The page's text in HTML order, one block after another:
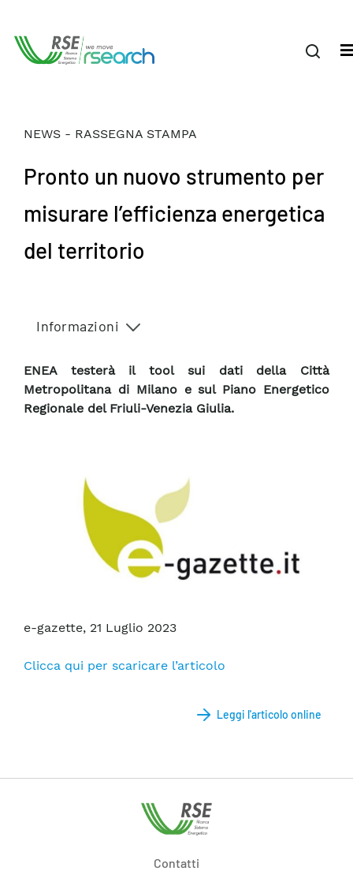
NEWS - RASSEGNA STAMPA
Pronto un nuovo strumento per
misurare l’efficienza energetica
del territorio
Informazioni
ENEA testerà il tool sui dati della Città
Metropolitana di Milano e sul Piano Energetico
Regionale del Friuli-Venezia Giulia.
e-gazette, 21 Luglio 2023
Clicca qui per scaricare l’articolo
Leggi l'articolo online
Contatti